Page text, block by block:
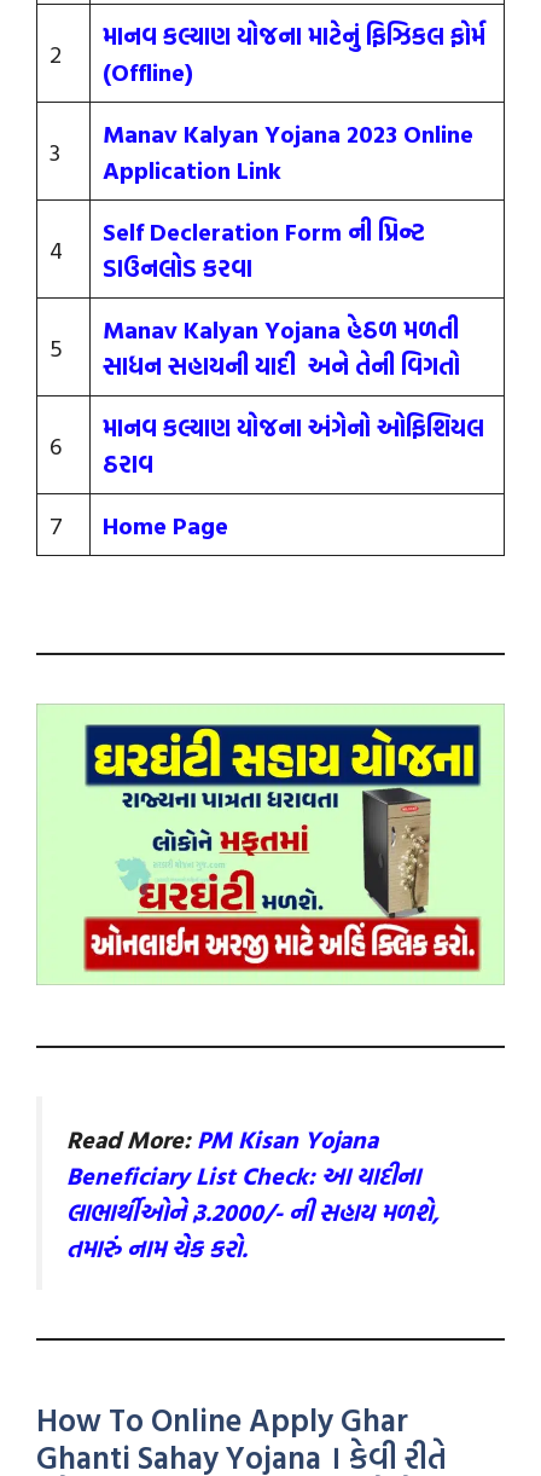
2
માનવ કલ્યાણ યોજના માટેનું ફિઝિકલ ફોર્મ
(Offline)
3
Manav Kalyan Yojana 2023 Online
Application Link
4
Self Decleration Form ની પ્રિન્ટ
ડાઉનલોડ કરવા
5
Manav Kalyan Yojana હેઠળ મળતી
સાધન સહાયની યાદી અને તેની વિગતો
6
માનવ કલ્યાણ યોજના અંગેનો ઓફિશિયલ
ઠરાવ
7
Home Page
Read More:PM Kisan Yojana
Beneficiary List Check: આ યાદીના
લાભાર્થીઓને રૂ.2000/- ની સહાય મળશે,
તમારું નામ ચેક કરો.
How To Online Apply Ghar
Ghanti Sahay Yojana । કેવી રીતે